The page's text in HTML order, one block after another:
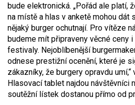
bude elektronická. „Pořád ale platí,
na místě a hlas v anketě mohou dát
nějaký burger ochutnají. Pro vítěze
budeme mít připraveny věcné ceny
festivaly. Nejoblíbenější
odnese prestižní ocenění, které je
zákazníky, že burgery opravdu umí,“
Hlasovací tablet najdou návštěvníci
soutěžní lístek dostanou přímo od